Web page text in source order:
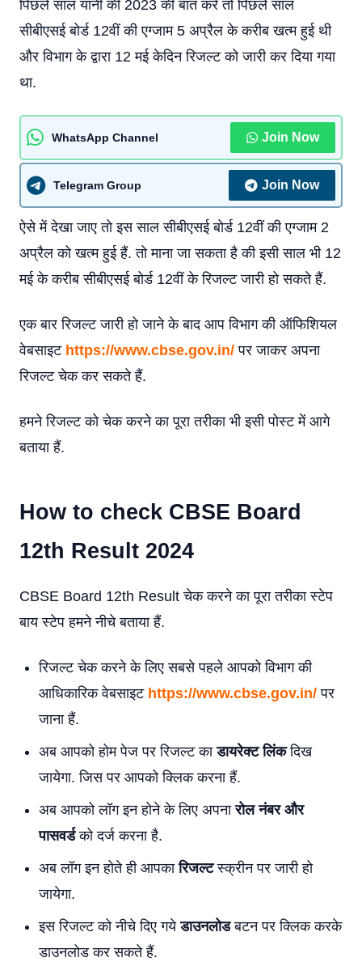
पिछले साल यानी की 2023 की बात करे तो पिछले साल
सीबीएसई बोर्ड 12वीं की एग्जाम 5 अप्रैल के करीब खत्म हुई थी
और विभाग के द्वारा 12 मई केदिन रिजल्ट को जारी कर दिया गया
था.
WhatsApp Channel Join Now
Telegram Group Join Now
ऐसे में देखा जाए तो इस साल सीबीएसई बोर्ड 12वीं की एग्जाम 2
अप्रैल को खत्म हुई हैं. तो माना जा सकता है की इसी साल भी 12
मई के करीब सीबीएसई बोर्ड 12वीं के रिजल्ट जारी हो सकते हैं.
एक बार रिजल्ट जारी हो जाने के बाद आप विभाग की ऑफिशियल
वेबसाइट https://www.cbse.gov.in/ पर जाकर अपना
रिजल्ट चेक कर सकते हैं.
हमने रिजल्ट को चेक करने का पूरा तरीका भी इसी पोस्ट में आगे
बताया हैं.
How to check CBSE Board
12th Result 2024
CBSE Board 12th Result चेक करने का पूरा तरीका स्टेप
बाय स्टेप हमने नीचे बताया हैं.
रिजल्ट चेक करने के लिए सबसे पहले आपको विभाग की
आधिकारिक वेबसाइट https://www.cbse.gov.in/ पर
जाना हैं.
अब आपको होम पेज पर रिजल्ट काडायरेक्ट लिंकदिख
जायेगा. जिस पर आपको क्लिक करना हैं.
अब आपको लॉग इन होने के लिए अपनारोल नंबर और
पासवर्डको दर्ज करना है.
अब लॉग इन होते ही आपकारिजल्टस्क्रीन पर जारी हो
जायेगा.
इस रिजल्ट को नीचे दिए गयेडाउनलोडबटन पर क्लिक करके
डाउनलोड कर सकते हैं.